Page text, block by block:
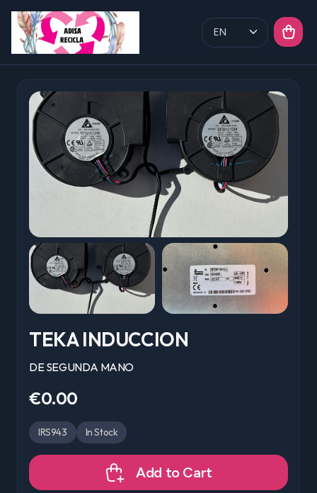
TEKA INDUCCION
DE SEGUNDA MANO
€0.00
IRS943 In Stock
Add to Cart